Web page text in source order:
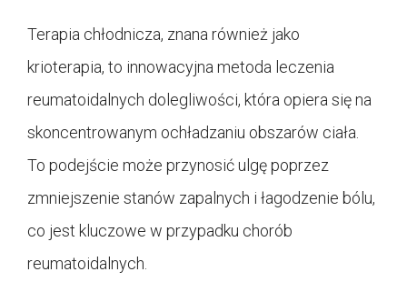
Terapia chłodnicza, znana również jako
krioterapia, to innowacyjna metoda leczenia
reumatoidalnych dolegliwości, która opiera się na
skoncentrowanym ochładzaniu obszarów ciała.
To podejście może przynosić ulgę poprzez
zmniejszenie stanów zapalnych i łagodzenie bólu,
co jest kluczowe w przypadku chorób
reumatoidalnych.